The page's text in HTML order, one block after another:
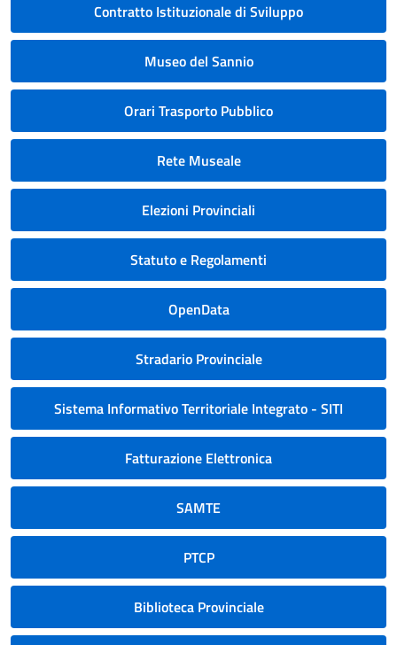
Contratto Istituzionale di Sviluppo
Museo del Sannio
Orari Trasporto Pubblico
Rete Museale
Elezioni Provinciali
Statuto e Regolamenti
OpenData
Stradario Provinciale
Sistema Informativo Territoriale Integrato - SITI
Fatturazione Elettronica
SAMTE
PTCP
Biblioteca Provinciale